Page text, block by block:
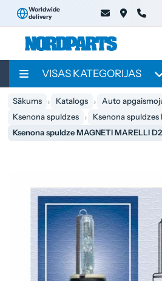
Worldwide
delivery
VISAS KATEGORIJAS
Sākums Katalogs Auto
Ksenona spuldzes
Ksenona spuldzes
Ksenona spuldze MAGNETI MARELLI